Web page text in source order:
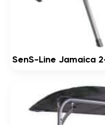
SenS-Line Jamaica